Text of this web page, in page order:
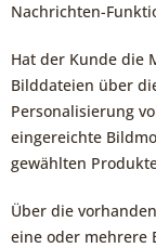
Nachrichten-
Hat der Kunde die
Bilddateien über
Personalisierung
eingereichte
gewählten
Über die
eine oder mehrere